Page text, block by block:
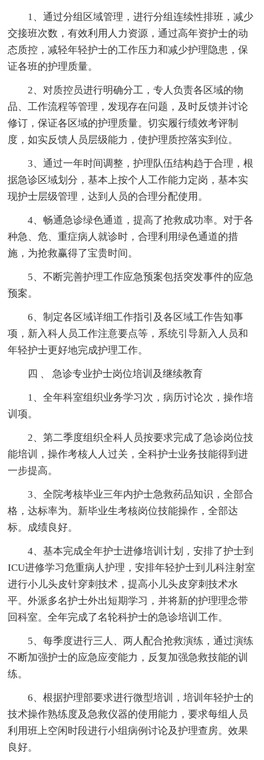
1、通过分组区域管理，进行分组连续性排班，减少
交接班次数，有效利用人力资源，通过高年资护士的动
态质控，减轻年轻护士的工作压力和减少护理隐患，保
证各班的护理质量。
2、对质控员进行明确分工，专人负责各区域的物
品、工作流程等管理，发现存在问题，及时反馈并讨论
修订，保证各区域的护理质量。切实履行绩效考评制
度，如实反馈人员层级能力，使护理质控落实到位。
3、通过一年时间调整，护理队伍结构趋于合理，根
据急诊区域划分，基本上按个人工作能力定岗，基本实
现护士层级管理，达到人员的合理分配使用。
4、畅通急诊绿色通道，提高了抢救成功率。对于各
种急、危、重症病人就诊时，合理利用绿色通道的措
施，为抢救赢得了宝贵时间。
5、不断完善护理工作应急预案包括突发事件的应急
预案。
6、制定各区域详细工作指引及各区域工作告知事
项，新入科人员工作注意要点等，系统引导新入人员和
年轻护士更好地完成护理工作。
四 、 急诊专业护士岗位培训及继续教育
1、全年科室组织业务学习次，病历讨论次，操作培
训项。
2、第二季度组织全科人员按要求完成了急诊岗位技
能培训，操作考核人人过关，全科护士业务技能得到进
一步提高。
3、全院考核毕业三年内护士急救药品知识，全部合
格，达标率为。新毕业生考核岗位技能操作，全部达
标。成绩良好。
4、基本完成全年护士进修培训计划，安排了护士到
ICU进修学习危重病人护理，安排年轻护士到儿科注射室
进行小儿头皮针穿刺技术，提高小儿头皮穿刺技术水
平。外派多名护士外出短期学习，并将新的护理理念带
回科室。全年完成了名轮科护士的急诊培训工作。
5、每季度进行三人、两人配合抢救演练，通过演练
不断加强护士的应急应变能力，反复加强急救技能的训
练。
6、根据护理部要求进行微型培训，培训年轻护士的
技术操作熟练度及急救仪器的使用能力，要求每组人员
利用班上空闲时段进行小组病例讨论及护理查房。效果
良好。